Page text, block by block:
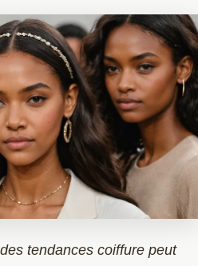
tendances coiffure peut